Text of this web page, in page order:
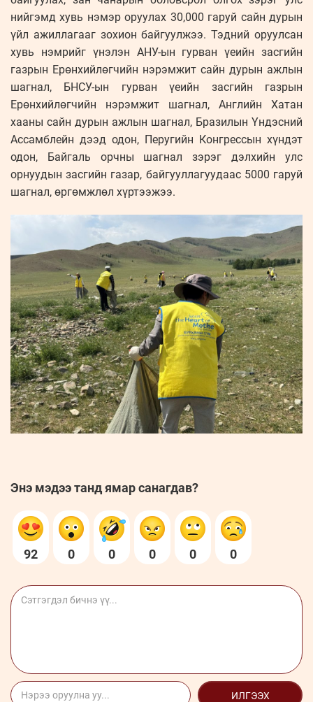
нийгэмд хувь нэмэр оруулах 30,000 гаруй сайн дурын
үйл ажиллагааг зохион байгуулжээ. Тэдний оруулсан
хувь нэмрийг үнэлэн АНУ-ын гурван үеийн засгийн
газрын Ерөнхийлөгчийн нэрэмжит сайн дурын ажлын
шагнал, БНСУ-ын гурван үеийн засгийн газрын
Ерөнхийлөгчийн нэрэмжит шагнал, Английн Хатан
хааны сайн дурын ажлын шагнал, Бразилын Үндэсний
Ассамблейн дээд одон, Перугийн Конгрессын хүндэт
одон, Байгаль орчны шагнал зэрэг дэлхийн улс
орнуудын засгийн газар, байгууллагуудаас 5000 гаруй
шагнал, өргөмжлөл хүртээжээ.
Энэ мэдээ танд ямар санагдав?
92 0 0 0 0 0
ИЛГЭЭХ